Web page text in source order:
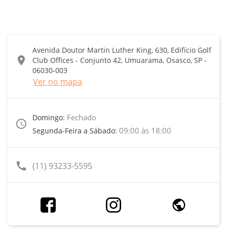
location_on
Avenida Doutor Martin Luther King, 630, Edifício Golf
Club Offices - Conjunto 42, Umuarama, Osasco, SP -
06030-003
Ver no mapa
access_time
Domingo: Fechado
Segunda-Feira a Sábado: 09:00 às 18:00
call (11) 93233-5595